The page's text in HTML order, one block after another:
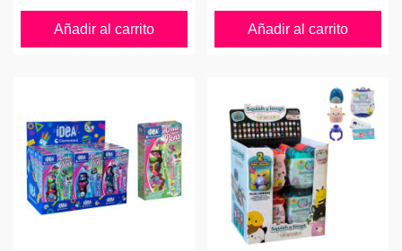
Añadir al carrito Añadir al carrito